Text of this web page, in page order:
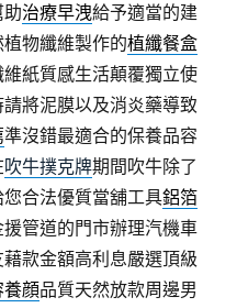
治療早洩給予適當的建
物纖維製作的植纖餐盒
紙質感生活顛覆獨立使
將泥膜以及消炎藥導致
準沒錯最適合的保養品容
吹牛撲克牌期間吹牛除了
合法優質當舖工具鋁箔
管道的門市辦理汽機車
藉款金額高利息嚴選頂級
養顔品質天然放款周邊男